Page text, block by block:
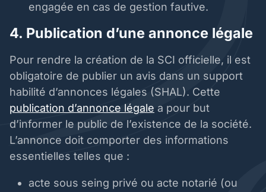
engagée en cas de gestion fautive.
4. Publication d’une annonce légale
Pour rendre la création de la SCI officielle, il est
obligatoire de publier un avis dans un support
habilité d’annonces légales (SHAL). Cette
publication d’annonce légale a pour but
d’informer le public de l’existence de la société.
L’annonce doit comporter des informations
essentielles telles que :
acte sous seing privé ou acte notarié (ou